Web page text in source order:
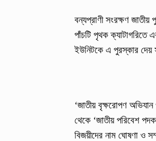
বন্যপ্রাণী সংরক্ষণ জাতীয়
পাঁচটি পৃথক ক্যাটাগরিতে
ইউনিটকে এ পুরস্কার দেয়
‘জাতীয় বৃক্ষরোপণ
থেকে ‘জাতীয় পরিবেশ
বিজয়ীদের নাম ঘোষণা ও